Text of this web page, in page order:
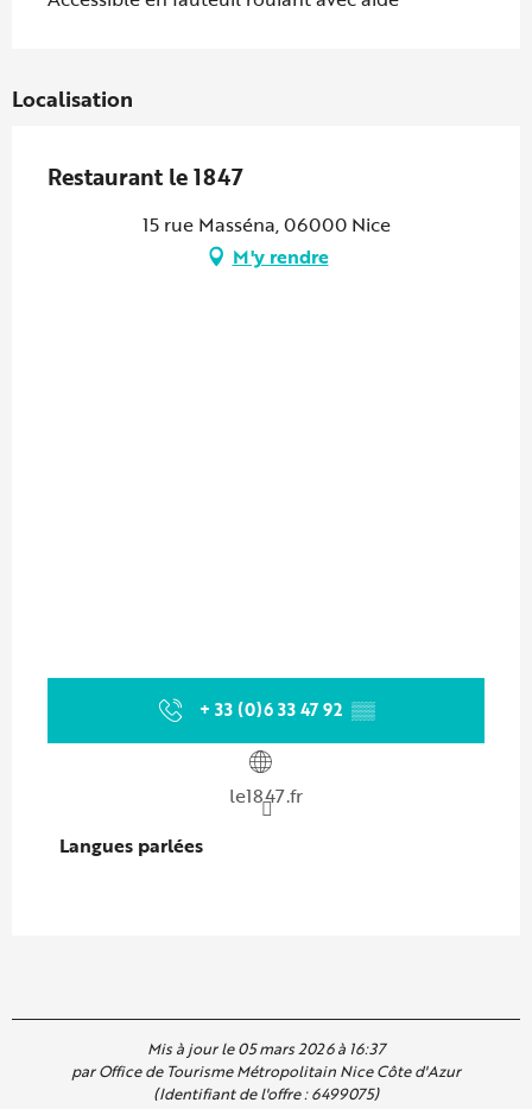
Localisation
Restaurant le 1847
15 rue Masséna, 06000 Nice
M'y rendre
+ 33 (0)6 33 47 92 ▒▒
le1847.fr
Langues parlées
Langues parlées
Mis à jour le 05 mars 2026 à 16:37
par Office de Tourisme Métropolitain Nice Côte d'Azur
(Identifiant de l'offre :6499075)